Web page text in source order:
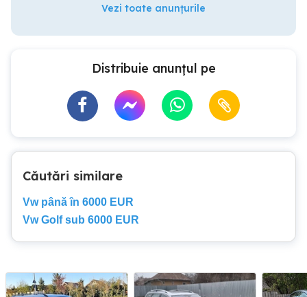
Vezi toate anunțurile
Distribuie anunțul pe
Căutări similare
Vw până în 6000 EUR
Vw Golf sub 6000 EUR